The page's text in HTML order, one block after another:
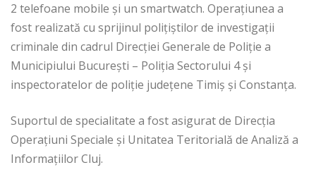
2 telefoane mobile și un smartwatch. Operațiunea a
fost realizată cu sprijinul polițiștilor de investigații
criminale din cadrul Direcției Generale de Poliție a
Municipiului București – Poliția Sectorului 4 și
inspectoratelor de poliție județene Timiș și Constanța.
Suportul de specialitate a fost asigurat de Direcția
Operațiuni Speciale și Unitatea Teritorială de Analiză a
Informațiilor Cluj.